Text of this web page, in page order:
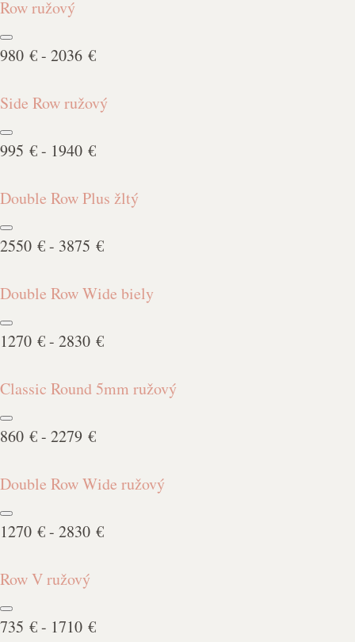
Row ružový
980 € - 2036 €
Side Row ružový
995 € - 1940 €
Double Row Plus žltý
2550 € - 3875 €
Double Row Wide biely
1270 € - 2830 €
Classic Round 5mm ružový
860 € - 2279 €
Double Row Wide ružový
1270 € - 2830 €
Row V ružový
735 € - 1710 €